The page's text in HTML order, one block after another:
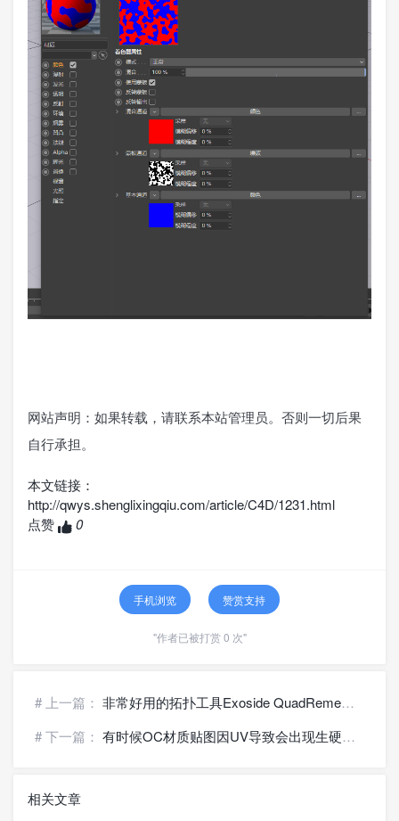
网站声明：如果转载，请联系本站管理员。否则一切后果
自行承担。
本文链接：
http://qwys.shenglixingqiu.com/article/C4D/1231.html
点赞
0
手机浏览 赞赏支持
"作者已被打赏 0 次"
# 上一篇： 非常好用的拓扑工具Exoside QuadRemesher v1.1
# 下一篇： 有时候OC材质贴图因UV导致会出现生硬的分割线时的解决方法
相关文章